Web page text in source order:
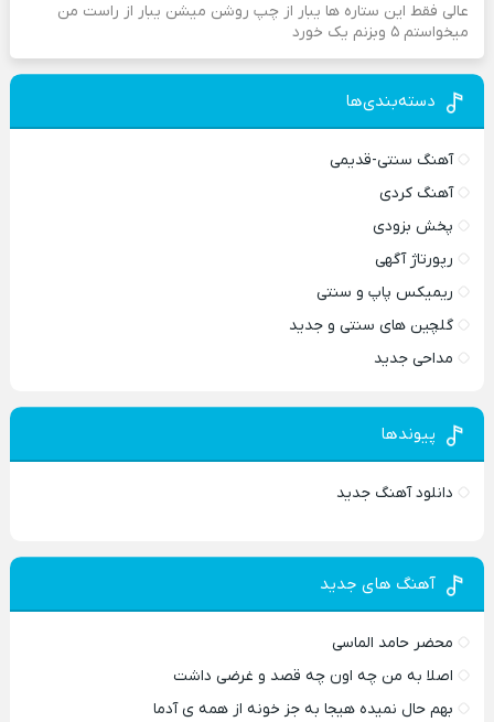
عالی فقط این ستاره ها یبار از چپ روشن میشن یبار از راست من
میخواستم ۵ وبزنم یک خورد
دسته‌بندی‌ها
آهنگ سنتی-قدیمی
آهنگ کردی
پخش بزودی
رپورتاژ آگهی
ریمیکس پاپ و سنتی
گلچین های سنتی و جدید
مداحی جدید
پیوندها
دانلود آهنگ جدید
آهنگ های جدید
محضر حامد الماسی
اصلا به من چه اون چه قصد و غرضی داشت
بهم حال نمیده هیجا به جز خونه از همه ی آدما